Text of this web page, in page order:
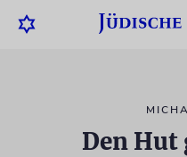
Den Hut